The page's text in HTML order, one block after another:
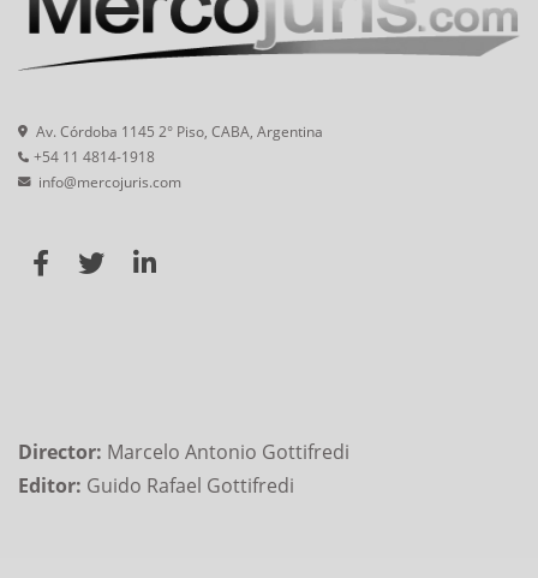
Av. Córdoba 1145 2° Piso, CABA, Argentina
+54 11 4814-1918
info@mercojuris.com
Director: Marcelo Antonio Gottifredi
Editor: Guido Rafael Gottifredi